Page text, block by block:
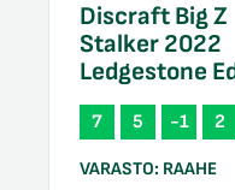
Discraft Big Z
Stalker 2022
Ledgestone
7 5 -1 2
VARASTO: RAAHE